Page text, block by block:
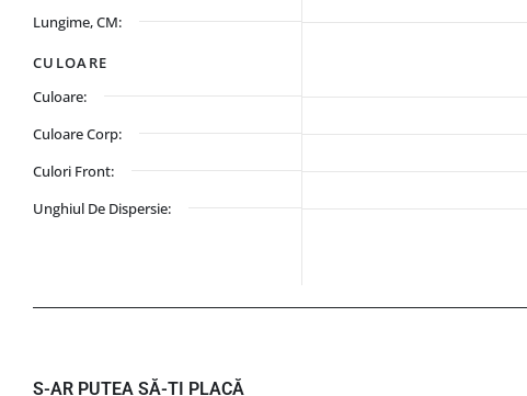
Lungime, CM:
CULOARE
Culoare:
Culoare Corp:
Culori Front:
Unghiul De Dispersie:
S-AR PUTEA SĂ-ȚI PLACĂ